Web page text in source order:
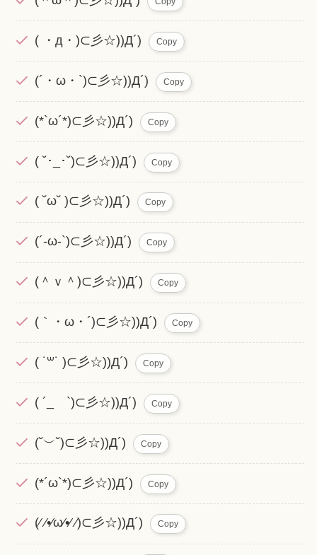
( ・д・)⊂彡☆))Д´) Copy
(´・ω・`)⊂彡☆))Д´) Copy
(*`ω´*)⊂彡☆))Д´) Copy
( ˘･_･˘)⊂彡☆))Д´) Copy
( ˘ω˘ )⊂彡☆))Д´) Copy
(´-ω-`)⊂彡☆))Д´) Copy
(＾ｖ＾)⊂彡☆))Д´) Copy
(｀・ω・´)⊂彡☆))Д´) Copy
( ˙꒳˙ )⊂彡☆))Д´) Copy
( ´_ゝ`)⊂彡☆))Д´) Copy
(˘︶˘)⊂彡☆))Д´) Copy
(*´ω`*)⊂彡☆))Д´) Copy
(⁄ ⁄•⁄ω⁄•⁄ ⁄)⊂彡☆))Д´) Copy